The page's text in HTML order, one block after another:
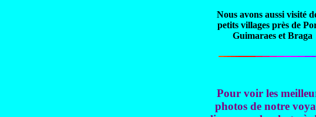
Nous avons aussi visité
petits villages près de
Guimaraes et Braga
Pour voir les
photos de notre